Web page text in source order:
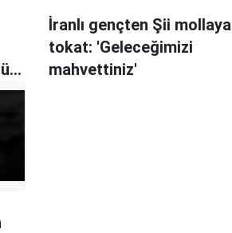
İranlı gençten Şii mollaya
tokat: 'Geleceğimizi
mahvettiniz'